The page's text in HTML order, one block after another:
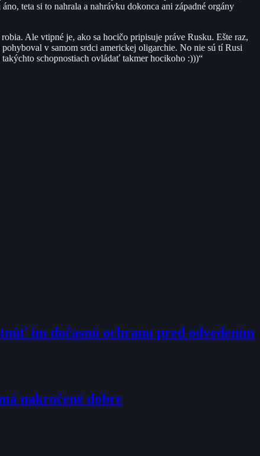
teta si to nahrala a nahrávku dokonca ani západné orgány
Ale vtipné je, ako sa hocičo pripisuje práve Rusku. Ešte raz,
v samom srdci americkej oligarchie. No nie sú tí Rusi
schopnostiach ovládať takmer hocikoho :)))“
im dočasnú ochranu pred odvedením
nakročené dobre